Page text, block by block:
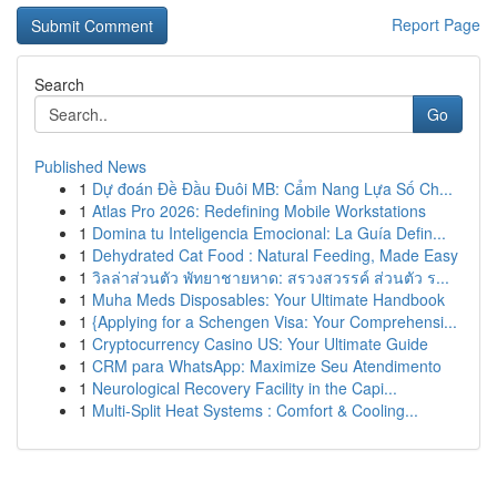
Report Page
Search
Go
Published News
1 Dự đoán Đề Đầu Đuôi MB: Cẩm Nang Lựa Số Ch...
1 Atlas Pro 2026: Redefining Mobile Workstations
1 Domina tu Inteligencia Emocional: La Guía Defin...
1 Dehydrated Cat Food : Natural Feeding, Made Easy
1 วิลล่าส่วนตัว พัทยาชายหาด: สรวงสวรรค์ ส่วนตัว ร...
1 Muha Meds Disposables: Your Ultimate Handbook
1 {Applying for a Schengen Visa: Your Comprehensi...
1 Cryptocurrency Casino US: Your Ultimate Guide
1 CRM para WhatsApp: Maximize Seu Atendimento
1 Neurological Recovery Facility in the Capi...
1 Multi-Split Heat Systems : Comfort & Cooling...